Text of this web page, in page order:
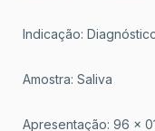
Indicação:
Amostra: Saliva
Apresentação: 96 x